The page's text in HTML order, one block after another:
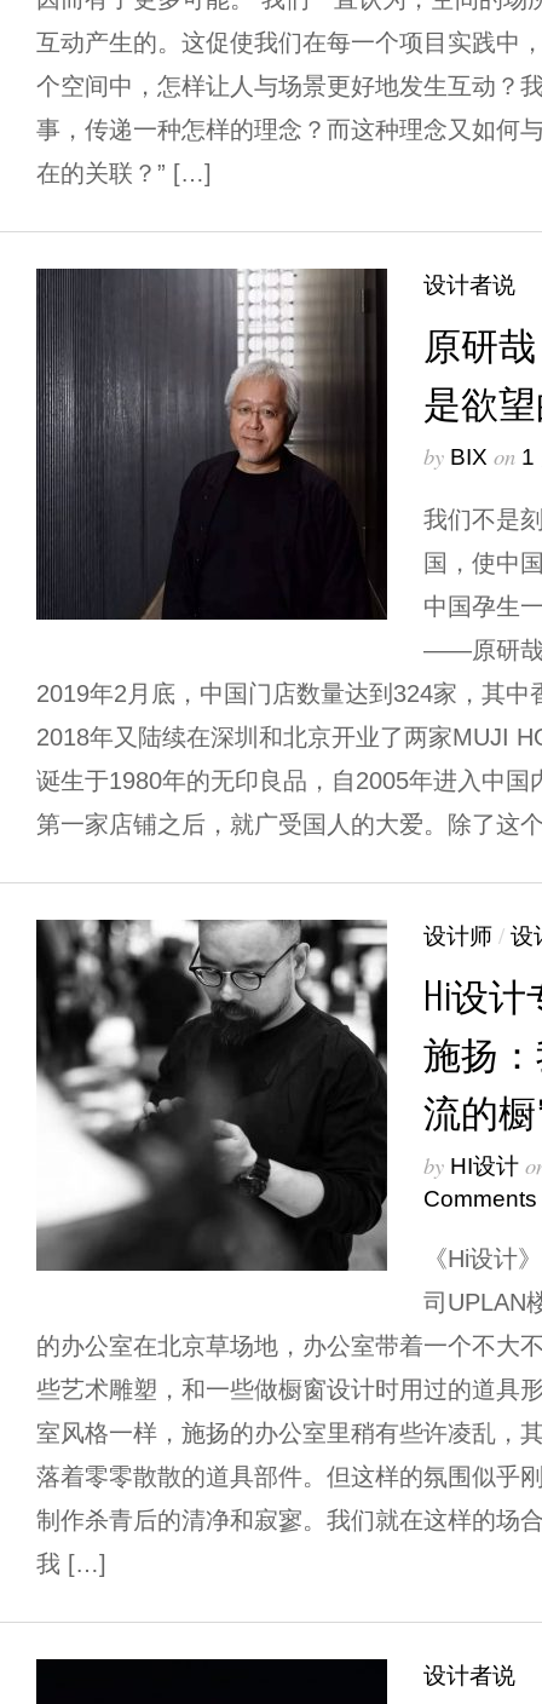
互动产生的。这促使我们在每一个项目实践中
个空间中，怎样让人与场景更好地发生互动？
事，传递一种怎样的理念？而这种理念又如何
在的关联？” […]
设计者说
原研
是欲
by BIX on 1
我们不是
国，使中
中国孕生
——原研哉
2019年2月底，中国门店数量达到324家，其中
2018年又陆续在深圳和北京开业了两家MUJI
诞生于1980年的无印良品，自2005年进入中国
第一家店铺之后，就广受国人的大爱。除了这
设计师 / 设
Hi设计
施扬
流的
by HI设计
Comments
《Hi设计
司UPLAN
的办公室在北京草场地，办公室带着一个不大
些艺术雕塑，和一些做橱窗设计时用过的道具
室风格一样，施扬的办公室里稍有些许凌乱，
落着零零散散的道具部件。但这样的氛围似乎
制作杀青后的清净和寂寥。我们就在这样的场
我 […]
设计者说